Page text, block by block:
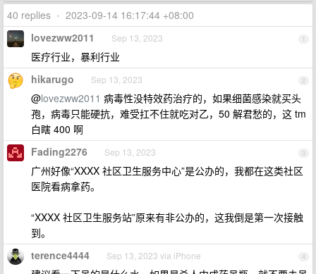
40 replies • 2023-09-14 16:17:44 +08:00
1
lovezww2011 Sep 13, 2023
医疗行业，暴利行业
2
hikarugo Sep 13, 2023
@lovezww2011 病毒性没特效药治疗的，如果细菌感染就买头
孢，病毒只能硬抗，难受扛不住就吃对乙，50 解君愁的，这 tm
白瞎 400 啊
3
Fading2276 Sep 13, 2023
广州好像“XXXX 社区卫生服务中心”是公办的，我都在这类社区
医院看病拿药。
“XXXX 社区卫生服务站”原来有非公办的，这我倒是第一次接触
到。
4
terence4444 Sep 13, 2023 via iPhone